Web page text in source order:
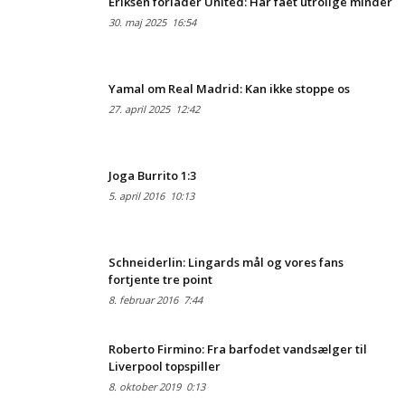
30. maj 202516:54
Yamal om Real Madrid: Kan ikke stoppe os
27. april 202512:42
Joga Burrito 1:3
5. april 201610:13
Schneiderlin: Lingards mål og vores fans
fortjente tre point
8. februar 20167:44
Roberto Firmino: Fra barfodet vandsælger til
Liverpool topspiller
8. oktober 20190:13